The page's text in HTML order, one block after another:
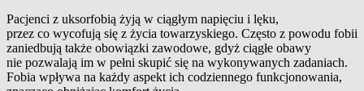
Pacjenci z uksorfobią żyją w ciągłym napięciu i lęku,
przez co wycofują się z życia towarzyskiego. Często z powodu fobii
zaniedbują także obowiązki zawodowe, gdyż ciągłe obawy
nie pozwalają im w pełni skupić się na wykonywanych zadaniach.
Fobia wpływa na każdy aspekt ich codziennego funkcjonowania,